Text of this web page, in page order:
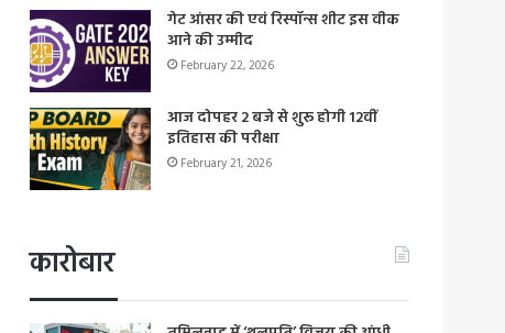
गेट आंसर की एवं रिस्पॉन्स शीट इस वीक
आने की उम्मीद
February 22, 2026
आज दोपहर 2 बजे से शुरू होगी 12वीं
इतिहास की परीक्षा
February 21, 2026
कारोबार